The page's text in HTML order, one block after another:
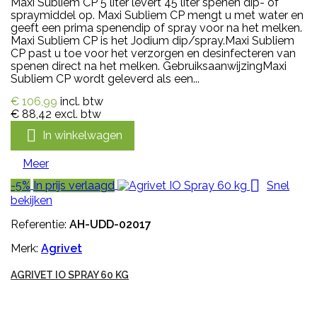
Maxi Subliem CP 5 liter levert 45 liter spenen dip- of
spraymiddel op. Maxi Subliem CP mengt u met water en
geeft een prima spenendip of spray voor na het melken.
Maxi Subliem CP is het Jodium dip/spray.Maxi Subliem
CP past u toe voor het verzorgen en desinfecteren van
spenen direct na het melken. GebruiksaanwijzingMaxi
Subliem CP wordt geleverd als een...
€ 106,99 incl. btw
€ 88,42 excl. btw
 In winkelwagen
Meer
-5% In prijs verlaagd 
Snel
bekijken
Referentie: AH-UDD-02017
Merk: Agrivet
AGRIVET IO SPRAY 60 KG